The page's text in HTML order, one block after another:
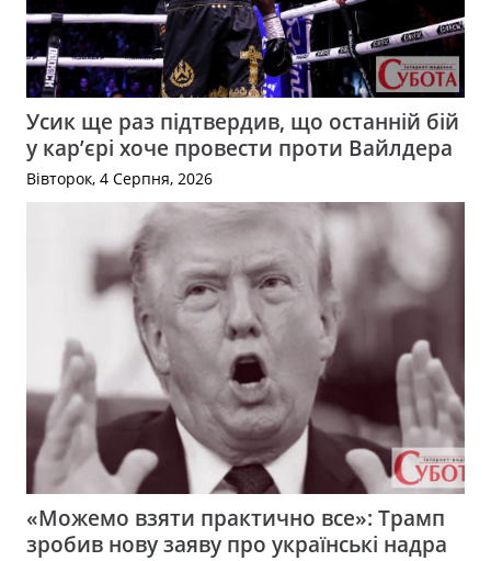
Усик ще раз підтвердив, що останній бій
у кар’єрі хоче провести проти Вайлдера
Вівторок, 4 Серпня, 2026
«Можемо взяти практично все»: Трамп
зробив нову заяву про українські надра